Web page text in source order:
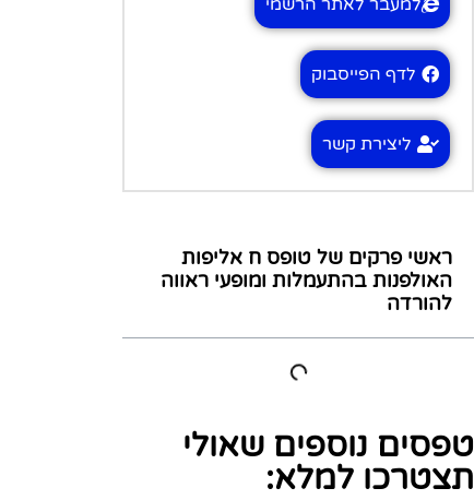
לדף הפייסבוק
ליצירת קשר
ראשי פרקים של טופס ח אליפות
האולפנות בהתעמלות ומופעי ראווה
להורדה
טפסים נוספים שאולי
תצטרכו למלא: